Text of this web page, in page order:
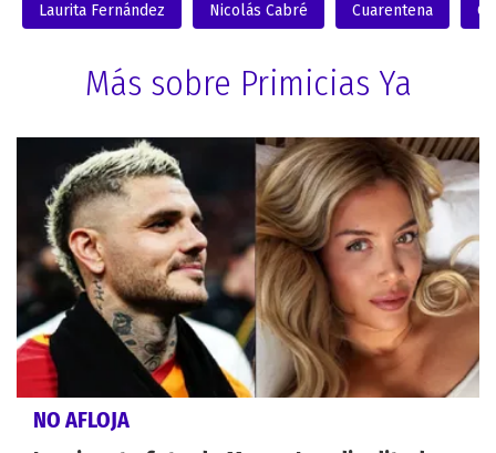
Laurita Fernández Nicolás Cabré Cuarentena
Más sobre Primicias Ya
NO AFLOJA